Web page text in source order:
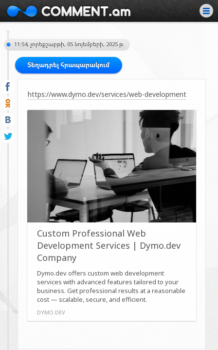
11:54, չորեքշաբթի, 05 նոյեմբերի, 2025 թ.
Տեղադրել հրապարակում
https://www.dymo.dev/services/web-development
Custom Professional Web
Development Services | Dymo.dev
Company
Dymo.dev offers custom web development
services with advanced features tailored to your
business. Get professional results at a reasonable
cost — scalable, secure, and efficient.
DYMO.DEV